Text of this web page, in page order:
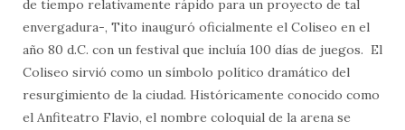
de tiempo relativamente rápido para un proyecto de tal
envergadura-, Tito inauguró oficialmente el Coliseo en el
año 80 d.C. con un festival que incluía 100 días de juegos. El
Coliseo sirvió como un símbolo político dramático del
resurgimiento de la ciudad. Históricamente conocido como
el Anfiteatro Flavio, el nombre coloquial de la arena se